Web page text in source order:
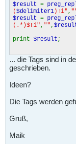
$result =
($delimiter1)!i" ,
$result =
(.*)$!i" , "" ,
print $result ;
// Zweiter
$extract
for (
> ".
... die Tags sind in
geschrieben.
Ideen?
Die Tags werden
Gruß,
Maik